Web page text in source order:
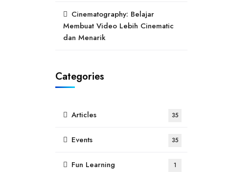
Cinematography: Belajar
Membuat Video Lebih Cinematic
dan Menarik
Categories
Articles 35
Events 35
Fun Learning 1